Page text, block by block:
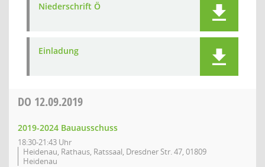
Niederschrift Ö
Einladung
DO 12.09.2019
2019-2024 Bauausschuss
18:30-21:43 Uhr
Heidenau, Rathaus, Ratssaal, Dresdner Str. 47, 01809
Heidenau